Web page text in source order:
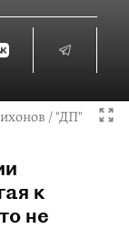
/ "ДП"
к
не